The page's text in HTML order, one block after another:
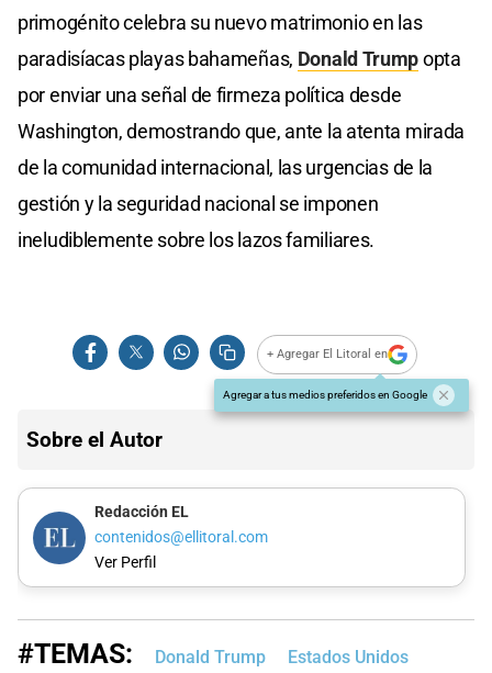
primogénito celebra su nuevo matrimonio en las
paradisíacas playas bahameñas, Donald Trumpopta
por enviar una señal de firmeza política desde
Washington, demostrando que, ante la atenta mirada
de la comunidad internacional, las urgencias de la
gestión y la seguridad nacional se imponen
ineludiblemente sobre los lazos familiares.
+ Agregar El Litoral en
Agregar a tus medios preferidos en Google
Sobre el Autor
Redacción EL
contenidos@ellitoral.com
Ver Perfil
#TEMAS: Donald Trump Estados Unidos